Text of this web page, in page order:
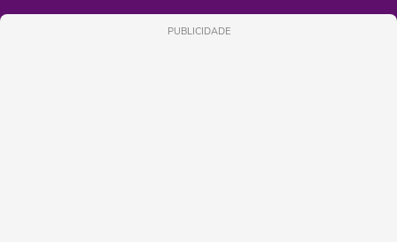
PUBLICIDADE